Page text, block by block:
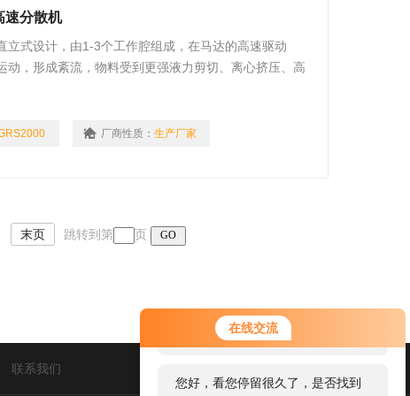
在线交流
您好！欢迎前来咨询，很高兴为您
服务，请问您要咨询什么问题呢？
您好，看您停留很久了，是否找到
速分散机
立式设计，由1-3个工作腔组成，在马达的高速驱动
，形成紊流，物料受到更强液力剪切、离心挤压、高
厂商性质：生产厂家
末页 跳转到第 页
联系我们